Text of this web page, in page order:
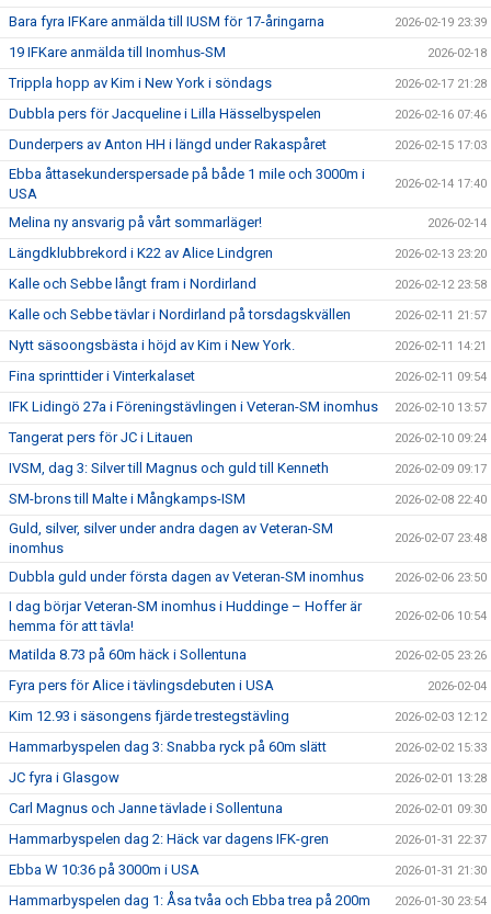
Bara fyra IFKare anmälda till IUSM för 17-åringarna 2026-02-19 23:39
19 IFKare anmälda till Inomhus-SM 2026-02-18
Trippla hopp av Kim i New York i söndags 2026-02-17 21:28
Dubbla pers för Jacqueline i Lilla Hässelbyspelen 2026-02-16 07:46
Dunderpers av Anton HH i längd under Rakaspåret 2026-02-15 17:03
Ebba åttasekunderspersade på både 1 mile och 3000m i
USA
2026-02-14 17:40
Melina ny ansvarig på vårt sommarläger! 2026-02-14
Längdklubbrekord i K22 av Alice Lindgren 2026-02-13 23:20
Kalle och Sebbe långt fram i Nordirland 2026-02-12 23:58
Kalle och Sebbe tävlar i Nordirland på torsdagskvällen 2026-02-11 21:57
Nytt säsoongsbästa i höjd av Kim i New York. 2026-02-11 14:21
Fina sprinttider i Vinterkalaset 2026-02-11 09:54
IFK Lidingö 27a i Föreningstävlingen i Veteran-SM inomhus 2026-02-10 13:57
Tangerat pers för JC i Litauen 2026-02-10 09:24
IVSM, dag 3: Silver till Magnus och guld till Kenneth 2026-02-09 09:17
SM-brons till Malte i Mångkamps-ISM 2026-02-08 22:40
Guld, silver, silver under andra dagen av Veteran-SM
inomhus
2026-02-07 23:48
Dubbla guld under första dagen av Veteran-SM inomhus 2026-02-06 23:50
I dag börjar Veteran-SM inomhus i Huddinge – Hoffer är
hemma för att tävla!
2026-02-06 10:54
Matilda 8.73 på 60m häck i Sollentuna 2026-02-05 23:26
Fyra pers för Alice i tävlingsdebuten i USA 2026-02-04
Kim 12.93 i säsongens fjärde trestegstävling 2026-02-03 12:12
Hammarbyspelen dag 3: Snabba ryck på 60m slätt 2026-02-02 15:33
JC fyra i Glasgow 2026-02-01 13:28
Carl Magnus och Janne tävlade i Sollentuna 2026-02-01 09:30
Hammarbyspelen dag 2: Häck var dagens IFK-gren 2026-01-31 22:37
Ebba W 10:36 på 3000m i USA 2026-01-31 21:30
Hammarbyspelen dag 1: Åsa tvåa och Ebba trea på 200m 2026-01-30 23:54